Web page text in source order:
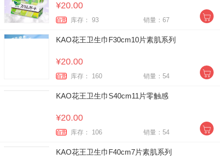
¥20.00
自营 库存： 93 销量：67
KAO花王卫生巾F30cm10片素肌系列
¥20.00
自营 库存： 160 销量：54
KAO花王卫生巾S40cm11片零触感
¥20.00
自营 库存： 106 销量：54
KAO花王卫生巾F40cm7片素肌系列